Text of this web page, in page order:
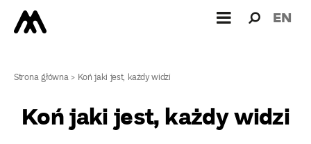
dla: EN
Strona główna> Koń jaki jest, każdy widzi
Koń jaki jest, każdy widzi